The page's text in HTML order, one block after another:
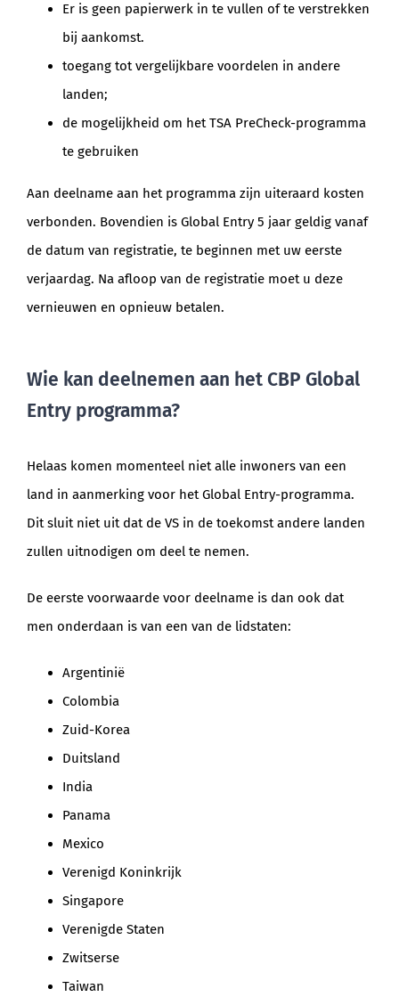
Er is geen papierwerk in te vullen of te verstrekken
bij aankomst.
toegang tot vergelijkbare voordelen in andere
landen;
de mogelijkheid om het TSA PreCheck-programma
te gebruiken
Aan deelname aan het programma zijn uiteraard kosten
verbonden. Bovendien is Global Entry 5 jaar geldig vanaf
de datum van registratie, te beginnen met uw eerste
verjaardag. Na afloop van de registratie moet u deze
vernieuwen en opnieuw betalen.
Wie kan deelnemen aan het CBP Global
Entry programma?
Helaas komen momenteel niet alle inwoners van een
land in aanmerking voor het Global Entry-programma.
Dit sluit niet uit dat de VS in de toekomst andere landen
zullen uitnodigen om deel te nemen.
De eerste voorwaarde voor deelname is dan ook dat
men onderdaan is van een van de lidstaten:
Argentinië
Colombia
Zuid-Korea
Duitsland
India
Panama
Mexico
Verenigd Koninkrijk
Singapore
Verenigde Staten
Zwitserse
Taiwan